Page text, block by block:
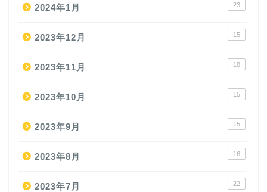
2024年1月 23
2023年12月 15
2023年11月 18
2023年10月 15
2023年9月 15
2023年8月 16
2023年7月 22